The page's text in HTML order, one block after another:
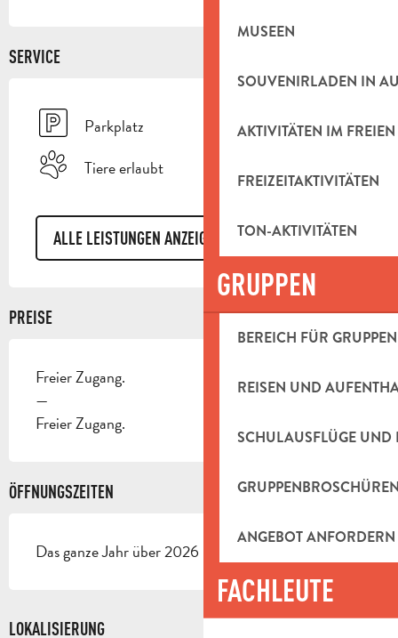
MUSEEN
SOUVENIRLADEN IN
AKTIVITÄTEN IM FREIEN
FREIZEITAKTIVITÄTEN
TON-AKTIVITÄTEN
GRUPPEN
BEREICH FÜR GRUPPEN
REISEN UND
SCHULAUSFLÜGE UND
ANGEBOT ANFORDERN
FACHLEUTE
SERVICE
Parkplatz
Tiere erlaubt
ALLE LEISTUNGEN ANZEIGEN
PREISE
Freier Zugang.
—
Freier Zugang.
ÖFFNUNGSZEITEN
Das ganze Jahr über 2026 - Geöffnet jeden tag
LOKALISIERUNG